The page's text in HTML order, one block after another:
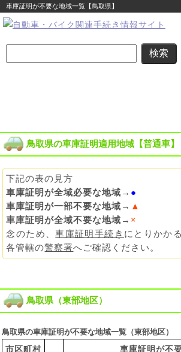
車庫証明が不要な地域一覧【鳥取県】
鳥取県の車庫証明適用地域【普通車】
下記の表の見方
車庫証明が全域必要な地域 → ●
車庫証明が一部不要な地域 → ▲
車庫証明が全域不要な地域 → ×
念のため、車庫証明手続き にとりかか
各管轄の警察署へご確認ください。
鳥取県（東部地区）
鳥取県の車庫証明が不要な地域一覧（東部地区）
市区町村
車庫証明が不